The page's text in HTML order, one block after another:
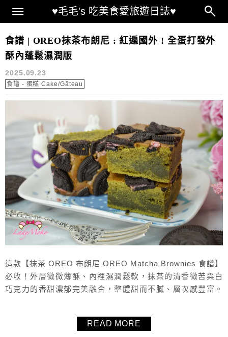
♥毛毛's 吃美食愛旅遊日誌♥
Main Menu
oreo 布朗尼食譜
食譜 | OREO抹茶布朗尼 : 紅遍國外 ! 全蛋打發外
酥內蓬鬆濕潤版
2025.09.23
食譜 - 蛋糕 Cake/Gâteau
這款【抹茶 OREO 布朗尼 OREO Matcha Brownies 食譜】
必收！外層微微薄酥、內裡濕潤鬆軟，抹茶的清香微苦與白
巧克力的香甜濃郁完美融合，整體甜而不膩、層次感豐富。
凸顯抹茶與巧克力的層次，不會搶走主角風采，毛毛這次實
READ MORE